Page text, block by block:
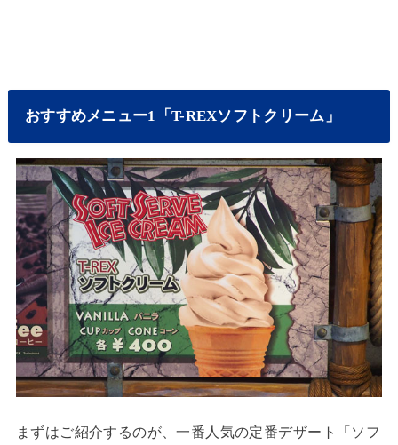
おすすめメニュー1「T-REXソフトクリーム」
まずはご紹介するのが、一番人気の定番デザート「ソフ